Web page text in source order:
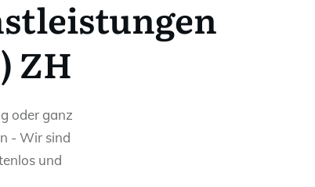
ZH
oder ganz
- Wir sind
und